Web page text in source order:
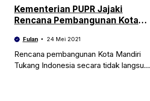
Kementerian PUPR Jajaki
Rencana Pembangunan Kota
Fulan 24 Mei 2021
Rencana pembangunan Kota Mandiri
Tukang Indonesia secara tidak langsung